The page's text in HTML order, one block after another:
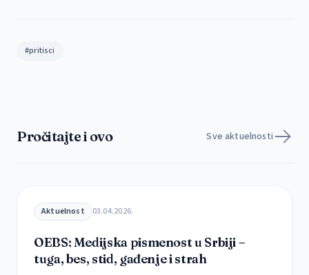
#pritisci
Pročitajte i ovo Sve aktuelnosti
Aktuelnost 03.04.2026.
OEBS: Medijska pismenost u Srbiji –
tuga, bes, stid, gađenje i strah